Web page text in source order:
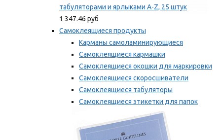
табуляторами и ярлыками A-Z, 25 штук
1 347.46 руб
Самоклеящиеся продукты
Карманы самоламинирующиеся
Самоклеящиеся кармашки
Самоклеящиеся окошки для маркировки
Самоклеящиеся скоросшиватели
Самоклеящиеся табуляторы
Самоклеящиеся этикетки для папок
Таблички для маркировки
Мы рекомендуем